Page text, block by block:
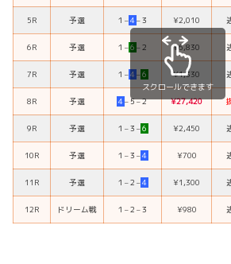
5R 予選 １ –４–３ ¥2,010
6R 予選 １ –６ –２ ¥6,830
7R 予選 １ –４ – ６ ¥1,330
8R 予選 ４– ５–２ ¥27,420
9R 予選 １ –３ –６ ¥2,450
10R 予選 １ –３ –４ ¥700
11R 予選 １ –２ –４ ¥1,300
12R ドリーム戦 １ –２ –３ ¥980
スクロールできます